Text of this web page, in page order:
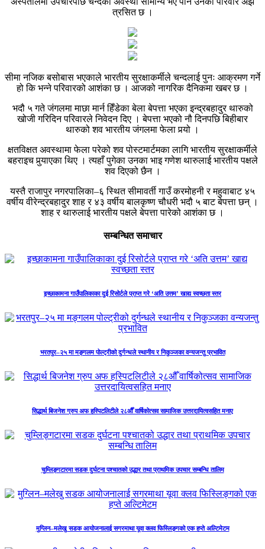
त्रसित छ ।
सीमा नजिक बसोबास भएकाले भारतीय सुरक्षाकर्मीले चन्दलाई पुनः आक्रमण गर्ने
हो कि भन्ने परिवारको आशंका छ । आजको नागरिक दैनिकमा खबर छ ।
भदौ ५ गते जंगलमा माछा मार्न हिँडेका बेला बेपत्ता भएका इन्द्रबहादुर थारुको
खोजी गरिदिन परिवारले निवेदन दिए । बेपत्ता भएको नौ दिनपछि बिहीबार
थारुको शव भारतीय जंगलमा फेला पर्‍यो ।
क्षतविक्षत अवस्थामा फेला परेको शव पोस्टमार्टमका लागि भारतीय सुरक्षाकर्मीले
बहराइच पुर्‍याएका थिए । त्यहाँ पुगेका उनका भाइ गणेश थारुलाई भारतीय पक्षले
शव दिएको छैन ।
यस्तै राजापुर नगरपालिका–६ स्थित सीमावर्ती गाउँ करमोहनी र महुवाबाट ४५
वर्षीय वीरेन्द्रबहादुर शाह र ४३ वर्षीय बालकृष्ण चौधरी भदौ ५ बाट बेपत्ता छन् ।
शाह र थारुलाई भारतीय पक्षले बेपत्ता पारेको आशंका छ ।
सम्बन्धित समाचार
इच्छाकामना गाउँपालिकाका दुई रिसोर्टले प्राप्त गरे ‘अति उत्तम’ खाद्य स्वच्छता स्तर
भरतपुर–२५ मा मङ्गलम पोल्ट्रीको दुर्गन्धले स्थानीय र निकुञ्जका वन्यजन्तु प्रभावित
सिद्धार्थ बिजनेश ग्रुप अफ हस्पिटलिटीले २८औँ वार्षिकोत्सव सामाजिक उत्तरदायित्वसहित मनाए
चुम्लिङ्गटारमा सडक दुर्घटना पश्चातको उद्धार तथा प्राथमिक उपचार सम्बन्धि तालिम
मुग्लिन–मलेखु सडक आयोजनालाई सगरमाथा यूवा क्लव फिस्लिङ्गको एक हप्ते अल्टिमेटम